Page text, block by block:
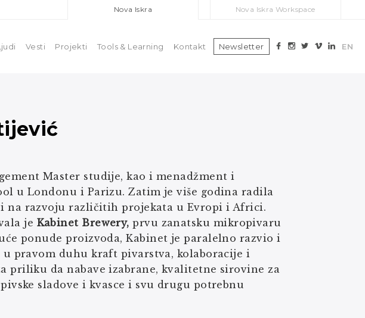
Nova Iskra Nova Iskra Workspace
Vesti Projekti Tools & Learning Kontakt Newsletter EN
Master studije, kao i menadžment i
u Londonu i Parizu. Zatim je više godina radila
na razvoju različitih projekata u Evropi i Africi.
je Kabinet Brewery,prvu zanatsku mikropivaru
ponude proizvoda, Kabinet je paralelno razvio i
u pravom duhu kraft pivarstva, kolaboracije i
priliku da nabave izabrane, kvalitetne sirovine za
sladove i kvasce i svu drugu potrebnu